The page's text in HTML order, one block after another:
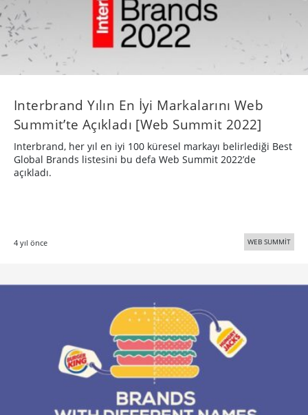
Interbrand Yılın En İyi Markalarını Web
Summit’te Açıkladı [Web Summit 2022]
Interbrand, her yıl en iyi 100 küresel markayı belirlediği Best
Global Brands listesini bu defa Web Summit 2022’de
açıkladı.
4 yıl önce WEB SUMMİT